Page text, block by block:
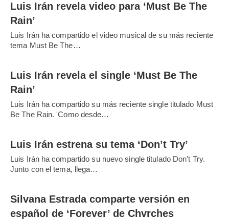
Luis Irán revela video para ‘Must Be The
Rain’
Luis Irán ha compartido el video musical de su más reciente
tema Must Be The…
Luis Irán revela el single ‘Must Be The
Rain’
Luis Irán ha compartido su más reciente single titulado Must
Be The Rain. 'Como desde…
Luis Irán estrena su tema ‘Don’t Try’
Luis Irán ha compartido su nuevo single titulado Don't Try.
Junto con el tema, llega…
Silvana Estrada comparte versión en
español de ‘Forever’ de Chvrches